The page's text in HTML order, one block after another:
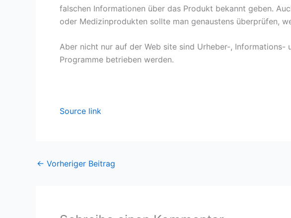
falschen Informationen über das Produkt bekannt geben.
oder Medizinprodukten sollte man genaustens überprüfen,
Aber nicht nur auf der Web site sind Urheber-,
Programme betrieben werden.
Source link
← Vorheriger Beitrag